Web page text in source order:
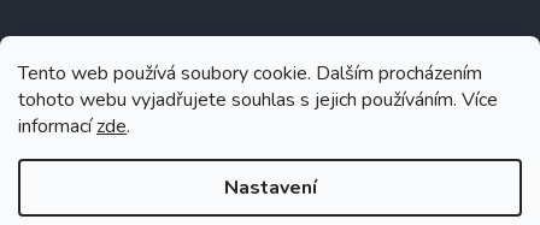
Tento web používá soubory cookie. Dalším procházením
tohoto webu vyjadřujete souhlas s jejich používáním. Více
informacízde.
Nastavení
Sledovat na Instagramu